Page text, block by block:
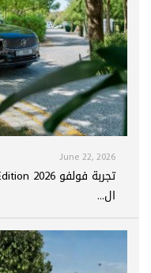
June 22, 2026
ال...